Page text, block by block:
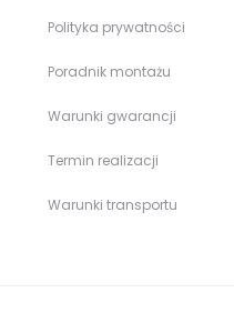
Polityka prywatności
Poradnik montażu
Warunki gwarancji
Termin realizacji
Warunki transportu